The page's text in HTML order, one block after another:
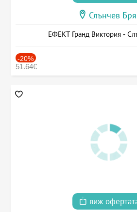
Слънчев
ЕФЕКТ Гранд Виктория -
-20%
51.64€
виж